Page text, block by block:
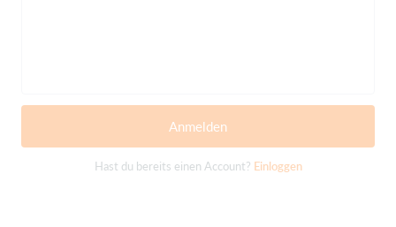
Anmelden
Hast du bereits einen Account? Einloggen